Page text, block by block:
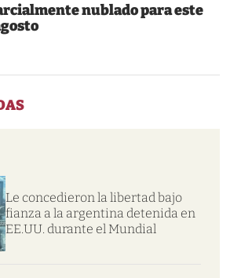
nublado para este
Le concedieron la libertad bajo
fianza a la argentina detenida en
EE.UU. durante el Mundial